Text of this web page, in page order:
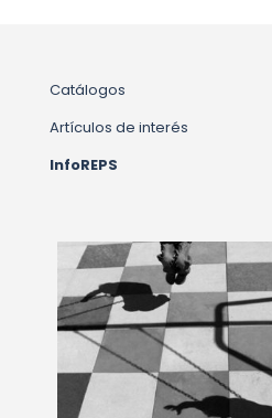
Catálogos
Artículos de interés
InfoREPS